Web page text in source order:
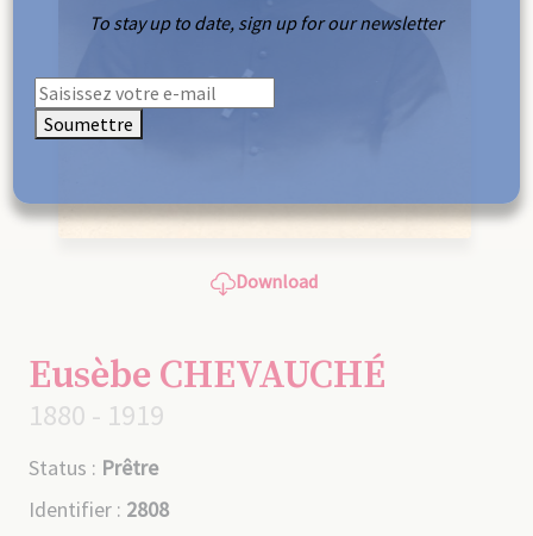
Download
Eusèbe CHEVAUCHÉ
1880 - 1919
Status : Prêtre
Identifier : 2808
To stay up to date, sign up for our newsletter
Soumettre